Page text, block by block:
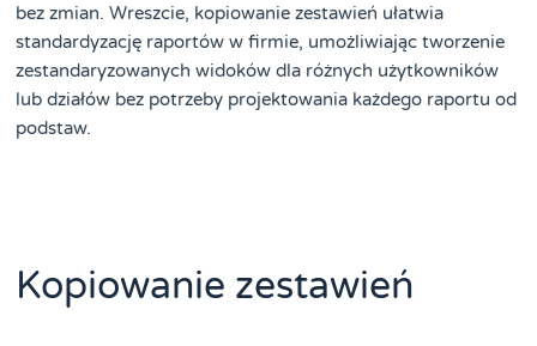
bez zmian. Wreszcie, kopiowanie zestawień ułatwia
standardyzację raportów w firmie, umożliwiając tworzenie
zestandaryzowanych widoków dla różnych użytkowników
lub działów bez potrzeby projektowania każdego raportu od
podstaw.
Kopiowanie zestawień